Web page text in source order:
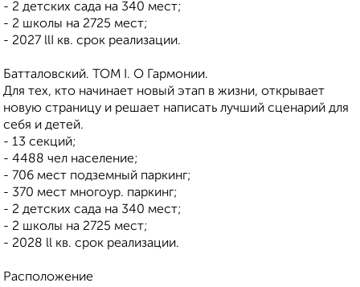
- 2 детских сада на 340 мест;
- 2 школы на 2725 мест;
- 2027 llI кв. срок реализации.
Батталовский. ТОМ I. О Гармонии.
Для тех, кто начинает новый этап в жизни, открывает
новую страницу и решает написать лучший сценарий для
себя и детей.
- 13 секций;
- 4488 чел население;
- 706 мест подземный паркинг;
- 370 мест многоур. паркинг;
- 2 детских сада на 340 мест;
- 2 школы на 2725 мест;
- 2028 ll кв. срок реализации.
Расположение